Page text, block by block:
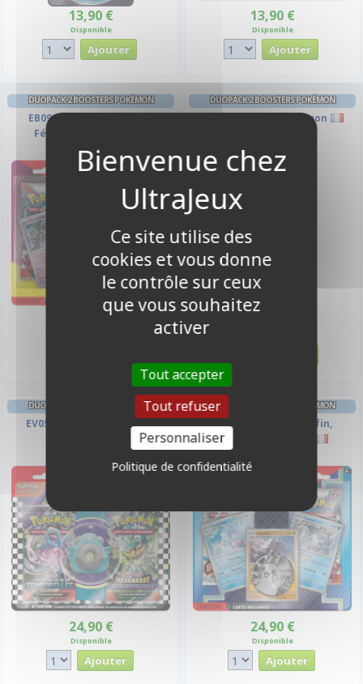
13,90 €
Disponible
13,90 €
Disponible
DUOPACK 2 BOOSTERS POKÉMON
EB09/EV01 - Fortussimia,
Félicanis, Favianos
19,90 €
DUOPACK 2 BOOSTERS POKÉMON
EV01/EB10 : Pondralugon
DUOPACK 2 BOOSTERS POKÉMON
EV05/EV06 : Ampibidou
24,90 €
Disponible
DUOPACK 2 BOOSTERS POKÉMON
EB11/EV02 - Superdofin,
Gigansel, Glaivodo
24,90 €
Disponible
Ce site utilise des
cookies et vous donne
le contrôle sur ceux
que vous souhaitez
activer
Tout accepter
Tout refuser
Personnaliser
Politique de confidentialité